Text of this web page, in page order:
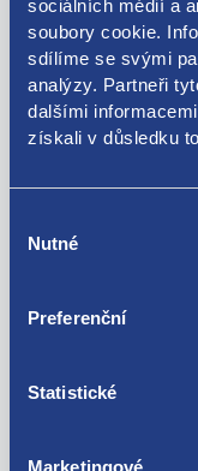
sociálních médií a
soubory cookie.
sdílíme se svými
analýzy. Partneři
dalšími
získali v důsledku
souhlasu
Nutné
Preferenční
Statistické
Marketingové
Kódy produktu
1K6839407F
Použitelné pro